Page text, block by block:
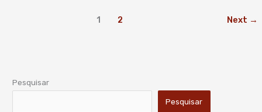
1 2 Next →
Pesquisar
Pesquisar